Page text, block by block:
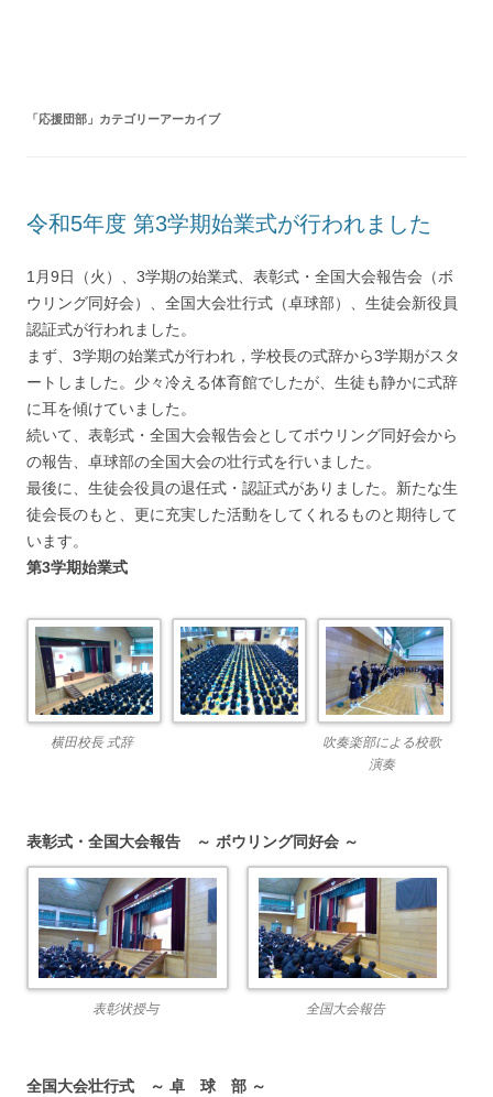
キ
ッ
「応援団部 」カテゴリーアーカイブ
令和5年度 第3学期始業式が行われました
1月9日（火）、3学期の始業式、表彰式・全国大会報告会（ボ
ウリング同好会）、全国大会壮行式（卓球部）、生徒会新役員
認証式が行われました。
まず、3学期の始業式が行われ，学校長の式辞から3学期がスタ
ートしました。少々冷える体育館でしたが、生徒も静かに式辞
に耳を傾けていました。
続いて、表彰式・全国大会報告会としてボウリング同好会から
の報告、卓球部の全国大会の壮行式を行いました。
最後に、生徒会役員の退任式・認証式がありました。新たな生
徒会長のもと、更に充実した活動をしてくれるものと期待して
います。
第3学期始業式
横田校長 式辞
吹奏楽部による校歌
演奏
表彰式・全国大会報告 ～ ボウリング同好会 ～
表彰状授与 全国大会報告
全国大会壮行式 ～ 卓 球 部 ～